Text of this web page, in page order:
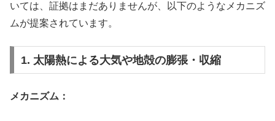
いては、証拠はまだありませんが、以下のようなメカニズ
ムが提案されています。
1. 太陽熱による大気や地殻の膨張・収縮
メカニズム：